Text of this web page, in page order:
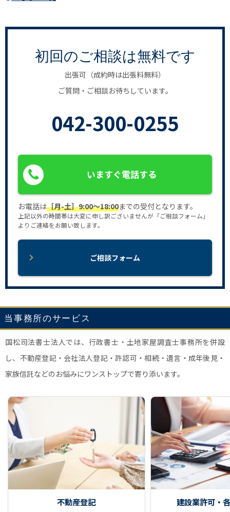
初回のご相談は無料です
出張可（成約時は出張料無料）
ご質問・ご相談お待ちしています。
042-300-0255
いますぐ電話する
お電話は［月-土］9:00〜18:00までの受付となります。
上記以外の時間帯は大変に申し訳ございませんが「ご相談フォーム」
よりご連絡をお願い致します。
ご相談フォーム
当事務所のサービス
国松司法書士法人では、行政書士・土地家屋調査士事務所を併設
し、不動産登記・会社法人登記・許認可・相続・遺言・成年後見・
家族信託などのお悩みにワンストップで寄り添います。
不動産登記 建設業許可・